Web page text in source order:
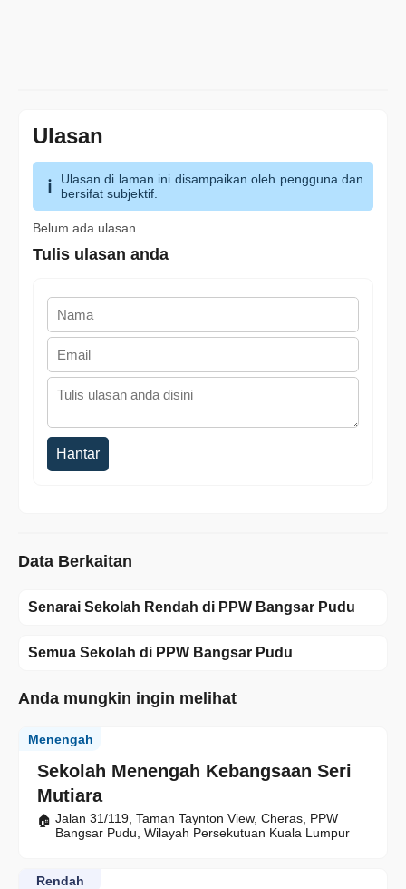
Ulasan
Ulasan di laman ini disampaikan oleh pengguna dan
bersifat subjektif.
Belum ada ulasan
Tulis ulasan anda
Hantar
Data Berkaitan
Senarai Sekolah Rendah di PPW Bangsar Pudu
Semua Sekolah di PPW Bangsar Pudu
Anda mungkin ingin melihat
Sekolah Menengah Kebangsaan Seri
Mutiara
Menengah
Jalan 31/119, Taman Taynton View, Cheras, PPW
Bangsar Pudu, Wilayah Persekutuan Kuala Lumpur
Rendah